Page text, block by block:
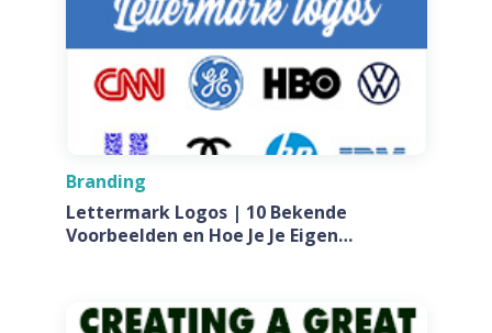
Branding
Lettermark Logos | 10 Bekende
Voorbeelden en Hoe Je Je Eigen